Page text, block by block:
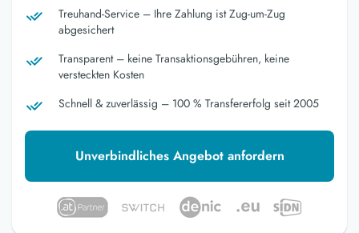
Treuhand-Service – Ihre Zahlung ist Zug-um-Zug
abgesichert
Transparent – keine Transaktionsgebühren, keine
versteckten Kosten
Schnell & zuverlässig – 100 % Transfererfolg seit 2005
Unverbindliches Angebot anfordern